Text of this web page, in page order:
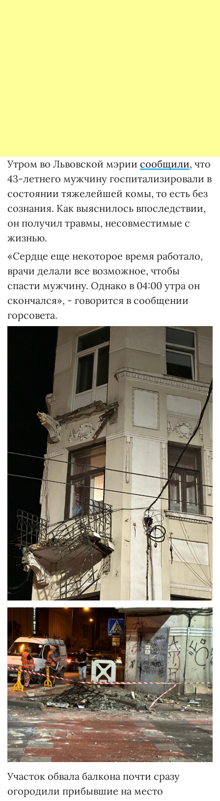
Утром во Львовской мэрии сообщили, что
43-летнего мужчину госпитализировали в
состоянии тяжелейшей комы, то есть без
сознания. Как выяснилось впоследствии,
он получил травмы, несовместимые с
жизнью.
«Сердце еще некоторое время работало,
врачи делали все возможное, чтобы
спасти мужчину. Однако в 04:00 утра он
скончался», - говорится в сообщении
горсовета.
Участок обвала балкона почти сразу
огородили прибывшие на место